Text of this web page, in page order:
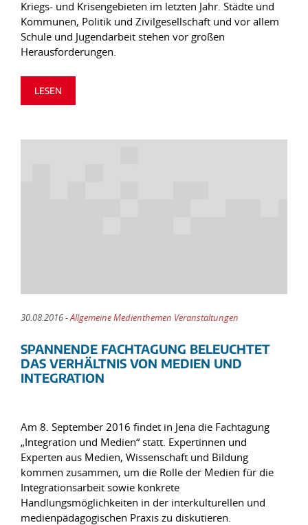
Kriegs- und Krisengebieten im letzten Jahr. Städte und
Kommunen, Politik und Zivilgesellschaft und vor allem
Schule und Jugendarbeit stehen vor großen
Herausforderungen.
LESEN
30.08.2016 -Allgemeine Medienthemen Veranstaltungen
SPANNENDE FACHTAGUNG BELEUCHTET
DAS VERHÄLTNIS VON MEDIEN UND
INTEGRATION
Am 8. September 2016 findet in Jena die Fachtagung
„Integration und Medien“ statt. Expertinnen und
Experten aus Medien, Wissenschaft und Bildung
kommen zusammen, um die Rolle der Medien für die
Integrationsarbeit sowie konkrete
Handlungsmöglichkeiten in der interkulturellen und
medienpädagogischen Praxis zu diskutieren.